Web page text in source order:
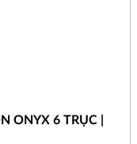
ONYX 6 TRỤC |